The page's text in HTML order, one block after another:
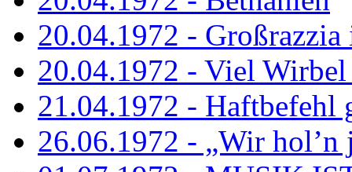
20.04.1972 - Großrazzia
20.04.1972 - Viel
21.04.1972 - Haftbefehl
26.06.1972 - „Wir hol’n